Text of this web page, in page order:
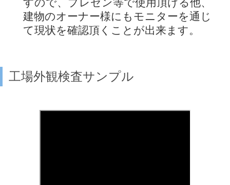
すので、プレゼン等で使用頂ける他、
建物のオーナー様にもモニターを通じ
て現状を確認頂くことが出来ます。
工場外観検査サンプル